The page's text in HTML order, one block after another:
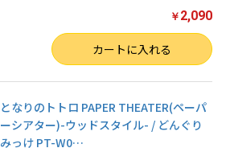
￥ 2,090
カートに入れる
となりのトトロ PAPER THEATER(ペーパ
ーシアター)-ウッドスタイル- / どんぐり
みっけ PT-W0…